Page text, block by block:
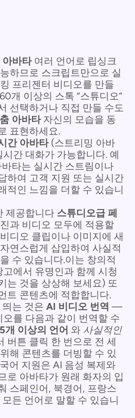
아바타여러 언어로 립싱크
하므로 스크립트만으로 실
프리젠터 비디오를 만들
개 이상의 스톡 “스튜디오”
선택하거나 직접 만들 수도
아바타자신의 모습을 동
표현하세요.
간 아바타(스트리밍 아바
간 대화가 가능합니다. 예
타는 실시간 스트림이나
하여 고객 지원 또는 실시간
적인 느낌을 더할 수 있습니
제공합니다 스튜디오급 페
과 비디오 모두에 적용할
디오 클립이나 이미지에 새
연스럽게 삽입하여 사실적
수 있습니다.이는 창의적
고에서 유명인과 함께 시청
는 것을 상상해 보세요) 또
트 콘텐츠에 적합합니다.
는 것은 AI 비디오 번역 —
를 다음과 같이 번역할 수
개 이상의 언어 와 사실적인
버튼 클릭 한 번으로 전 세
해 콘텐츠를 더빙할 수 있
어 지원은 AI 음성 복제와
로 아바타가 원래 화자의 입
스페인어, 북경어, 프랑스
든 언어로 말할 수 있습니